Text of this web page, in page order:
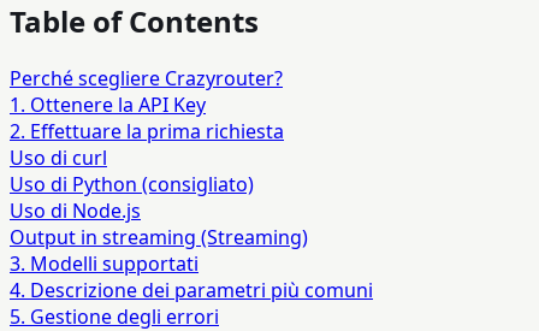
Table of Contents
Perché scegliere Crazyrouter?
1. Ottenere la API Key
2. Effettuare la prima richiesta
Uso di curl
Uso di Python (consigliato)
Uso di Node.js
Output in streaming (Streaming)
3. Modelli supportati
4. Descrizione dei parametri più comuni
5. Gestione degli errori